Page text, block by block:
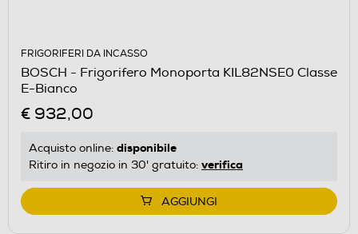
FRIGORIFERI DA INCASSO
BOSCH - Frigorifero Monoporta KIL82NSE0 Classe
E-Bianco
€ 932,00
Acquisto online: disponibile
Ritiro in negozio in 30' gratuito: verifica
AGGIUNGI